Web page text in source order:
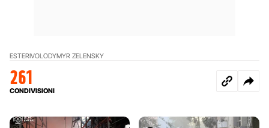
ESTERIVOLODYMYR ZELENSKY
261
CONDIVISIONI